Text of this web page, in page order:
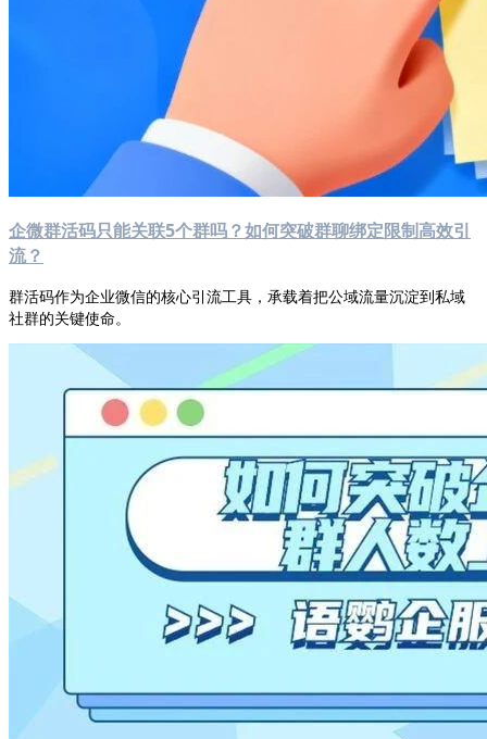
企微群活码只能关联5个群吗？如何突破群聊绑定限制高效引
流？
群活码作为企业微信的核心引流工具，承载着把公域流量沉淀到私域
社群的关键使命。